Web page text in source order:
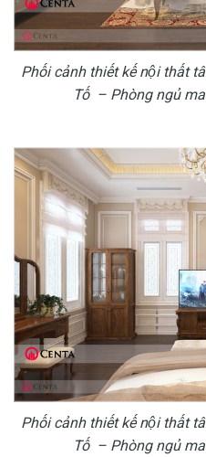
Phối cảnh thiết kế nội thất
Tố – Phòng ngủ
Phối cảnh thiết kế nội thất
Tố – Phòng ngủ